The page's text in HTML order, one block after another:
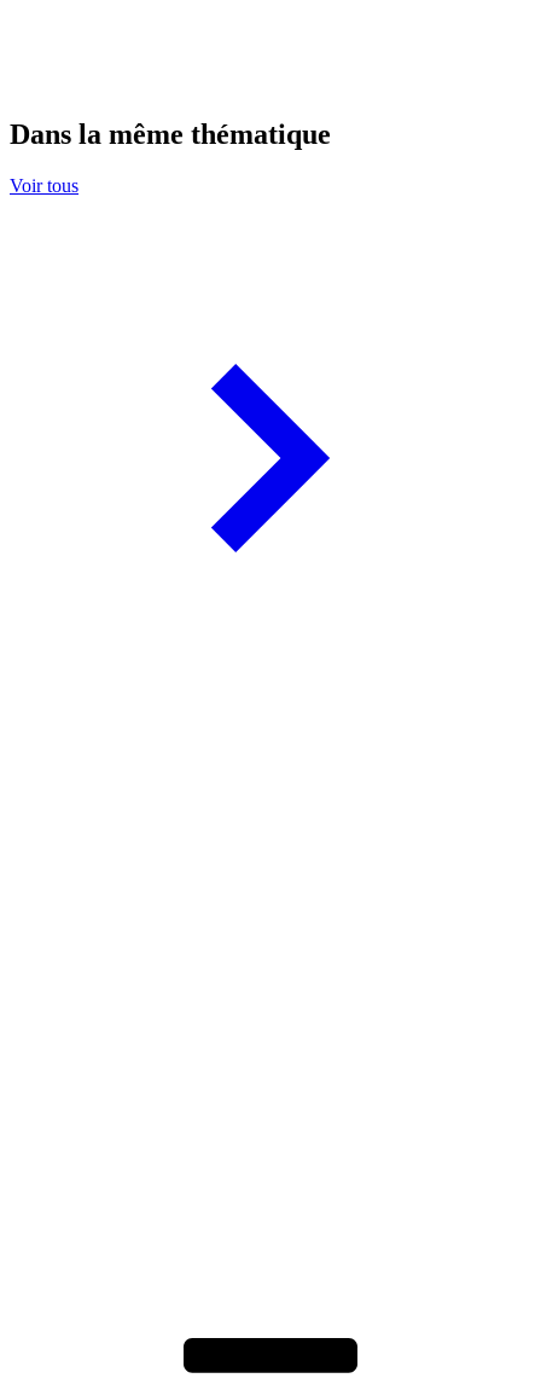
Dans la même thématique
Voir tous